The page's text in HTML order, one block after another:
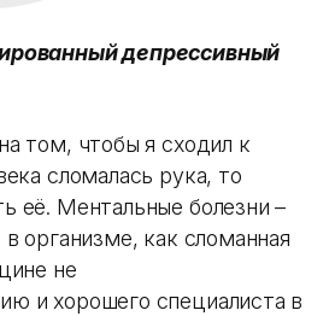
депрессивный
том, чтобы я сходил к
сломалась рука, то
её. Ментальные болезни –
организме, как сломанная
не
и хорошего специалиста в